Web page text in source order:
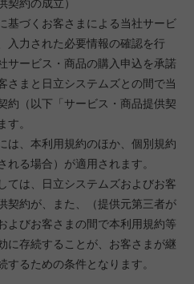
契約の成立）
基づくお客さまによる当社サービ
入力された必要情報の確認を行
サービス・商品の購入申込を承諾
さまと日立システムズとの間で当
約（以下「サービス・商品提供契
す。
は、本利用規約のほか、個別規約
る場合）が適用されます。
ては、日立システムズおよびお客
契約が、また、（提供元第三者が
よびお客さまの間で本利用規約等
に存続することが、お客さまが継
るための条件となります。